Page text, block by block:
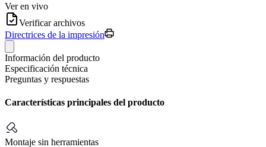
Ver en vivo
Verificar archivos
Directrices de la impresión
Información del producto
Especificación técnica
Preguntas y respuestas
Características principales del producto
Montaje sin herramientas